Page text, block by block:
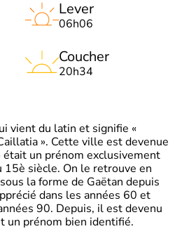
Lever
06h06
Coucher
20h34
vient du latin et signifie «
». Cette ville est devenue
était un prénom exclusivement
siècle. On le retrouve en
la forme de Gaëtan depuis
dans les années 60 et
90. Depuis, il est devenu
un prénom bien identifié.